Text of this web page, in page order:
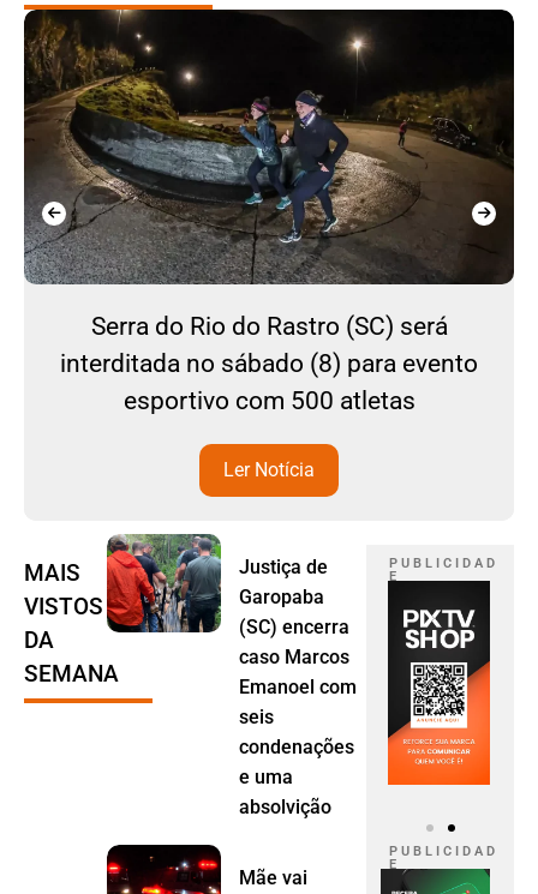
Serra do Rio do Rastro (SC) será
interditada no sábado (8) para evento
esportivo com 500 atletas
Ler Notícia
MAIS
VISTOS
DA
SEMANA
Justiça de
Garopaba
(SC) encerra
caso Marcos
Emanoel com
seis
condenações
e uma
absolvição
Mãe vai
P U B L I C I D A D
E
P U B L I C I D A D
E